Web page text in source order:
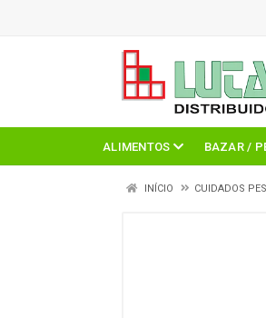
ALIMENTOS BAZAR /
INÍCIO CUIDADOS